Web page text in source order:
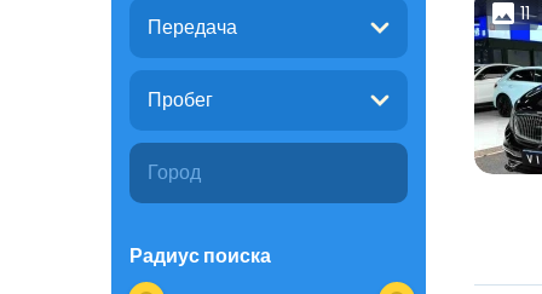
Передача
Пробег
Радиус поиска
11